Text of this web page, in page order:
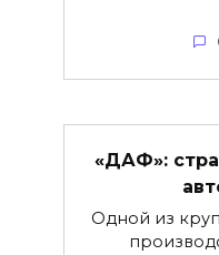
«ДАФ»:
Одной из